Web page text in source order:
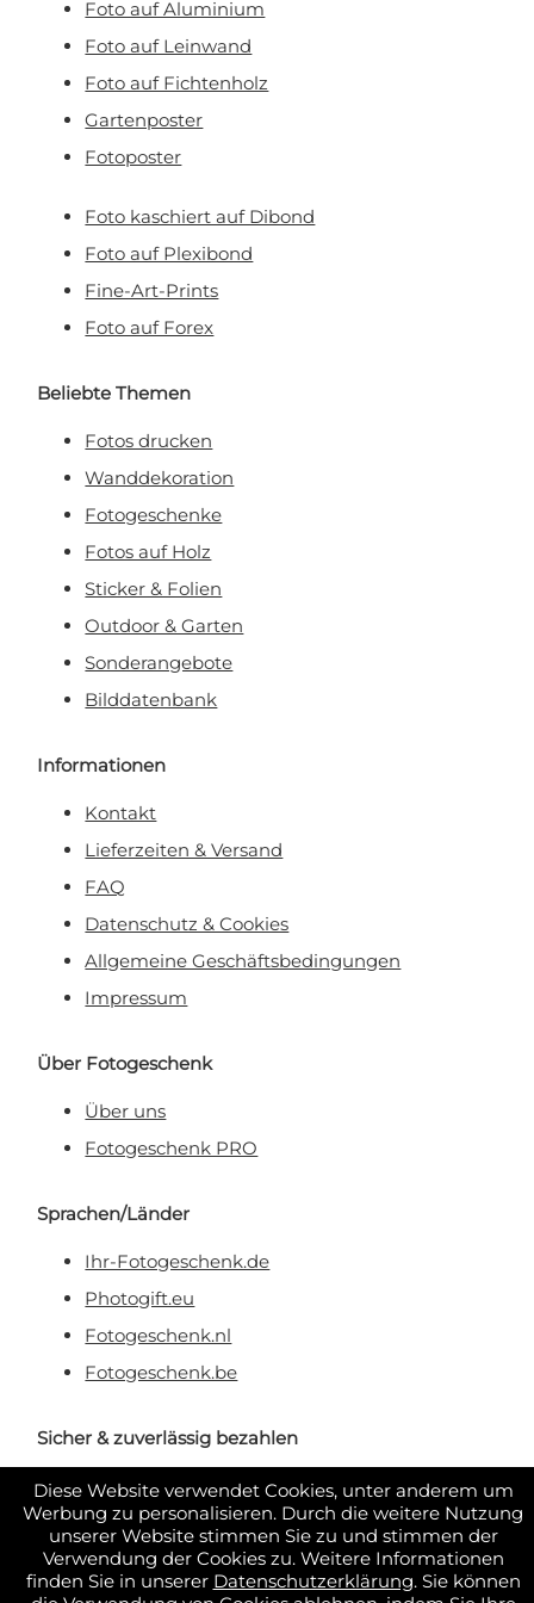
Diese Website verwendet Cookies, unter anderem um
Werbung zu personalisieren. Durch die weitere Nutzung
unserer Website stimmen Sie zu und stimmen der
Verwendung der Cookies zu. Weitere Informationen
finden Sie in unserer Datenschutzerklärung. Sie können
Foto auf Aluminium
Foto auf Leinwand
Foto auf Fichtenholz
Gartenposter
Fotoposter
Foto kaschiert auf Dibond
Foto auf Plexibond
Fine-Art-Prints
Foto auf Forex
Beliebte Themen
Fotos drucken
Wanddekoration
Fotogeschenke
Fotos auf Holz
Sticker & Folien
Outdoor & Garten
Sonderangebote
Bilddatenbank
Informationen
Kontakt
Lieferzeiten & Versand
FAQ
Datenschutz & Cookies
Allgemeine Geschäftsbedingungen
Impressum
Über Fotogeschenk
Über uns
Fotogeschenk PRO
Sprachen/Länder
Ihr-Fotogeschenk.de
Photogift.eu
Fotogeschenk.nl
Fotogeschenk.be
Sicher & zuverlässig bezahlen